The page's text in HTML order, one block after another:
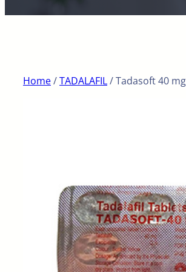
Home/TADALAFIL/ Tadasoft 40 mg